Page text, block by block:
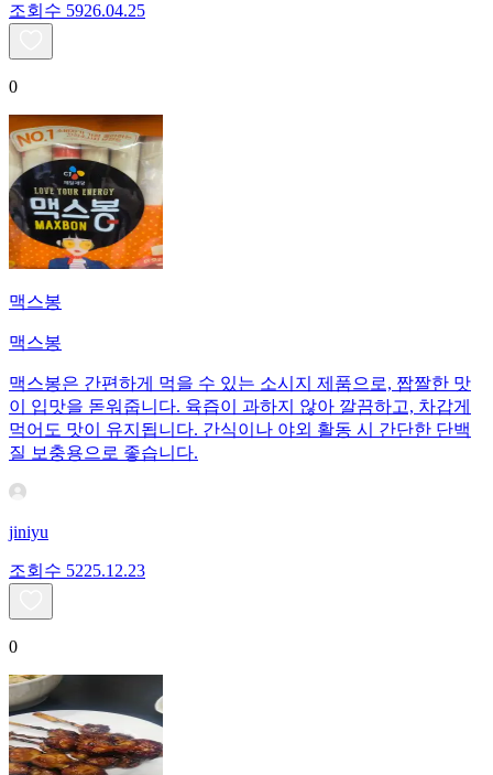
조회수 5926.04.25
0
맥스봉
맥스봉
맥스봉은 간편하게 먹을 수 있는 소시지 제품으로, 짭짤한 맛
이 입맛을 돋워줍니다. 육즙이 과하지 않아 깔끔하고, 차갑게
먹어도 맛이 유지됩니다. 간식이나 야외 활동 시 간단한 단백
질 보충용으로 좋습니다.
jiniyu
조회수 5225.12.23
0